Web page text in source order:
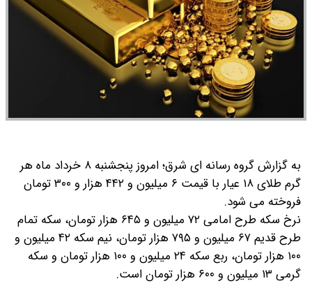
به گزارش گروه رسانه ای شرق؛ امروز پنجشنبه ۸ خرداد ماه هر
گرم طلای ۱۸ عیار با قیمت ۶ میلیون و ۴۴۲ هزار و ۳۰۰ تومان
فروخته می شود.
نرخ سکه طرح امامی ۷۲ میلیون و ۶۴۵ هزار تومان، سکه تمام
طرح قدیم ۶۷ میلیون و ۷۹۵ هزار تومان، نیم سکه ۴۲ میلیون و
۱۰۰ هزار تومان، ربع سکه ۲۴ میلیون و ۱۰۰ هزار تومان و سکه
گرمی ۱۳ میلیون و ۶۰۰ هزار تومان است.